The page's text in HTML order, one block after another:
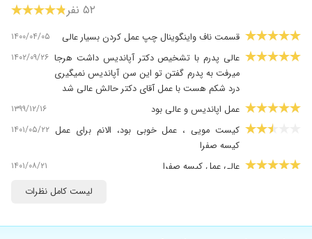
۵۲ نفر
قسمت ناف واینگوینال چپ عمل کردن بسیار عالی ۱۴۰۰/۰۴/۰۵
عالی پدرم با تشخیص دکتر آپاندیس داشت هرجا
میرفت به پدرم گفتن تو این سن آپاندیس نمیگیری
درد شکم هست با عمل آقای دکتر حالش عالی شد
۱۴۰۲/۰۹/۲۶
عمل اپاندیس و عالی بود ۱۳۹۹/۱۲/۱۶
کیست مویی ، عمل خوبی بود، الانم برای عمل
کیسه صفرا
۱۴۰۱/۰۵/۲۲
عالی عمل کیسه صفرا ۱۴۰۱/۰۸/۲۱
غده دستمو جراحی کردن.بسیار عالی عمل کردن ۱۴۰۴/۰۱/۲۷
من عمل لیپوابدومینوپلاستی انجام دادم و نتیجه ۱۳۹۸/۱۰/۲۹
لیست کامل نظرات